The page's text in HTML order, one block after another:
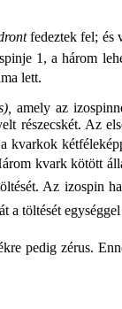
fedeztek fel; és
1, a három
lett.
amely az
részecskét. Az
kvarkok
kvark kötött
Az izospin
a töltését
pedig zérus.